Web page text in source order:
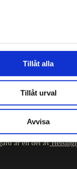
Tillåt alla
Tillåt urval
Avvisa
är en del av